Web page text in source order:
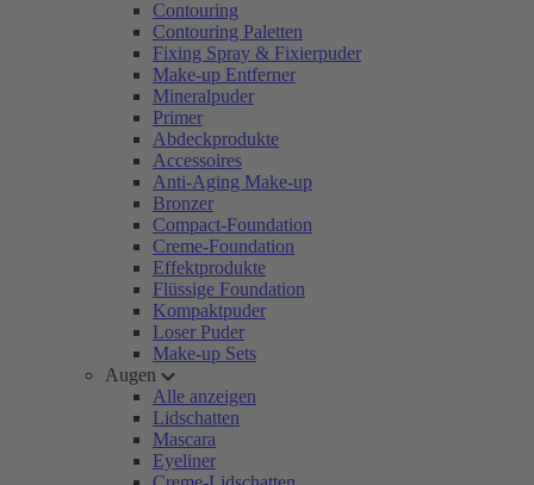
Contouring
Contouring Paletten
Fixing Spray & Fixierpuder
Make-up Entferner
Mineralpuder
Primer
Abdeckprodukte
Accessoires
Anti-Aging Make-up
Bronzer
Compact-Foundation
Creme-Foundation
Effektprodukte
Flüssige Foundation
Kompaktpuder
Loser Puder
Make-up Sets
Augen
Alle anzeigen
Lidschatten
Mascara
Eyeliner